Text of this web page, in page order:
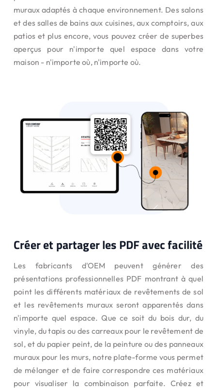
muraux adaptés à chaque environnement. Des salons
et des salles de bains aux cuisines, aux comptoirs, aux
patios et plus encore, vous pouvez créer de superbes
aperçus pour n'importe quel espace dans votre
maison - n'importe où, n'importe où.
Créer et partager les PDF avec facilité
Les fabricants d'OEM peuvent générer des
présentations professionnelles PDF montrant à quel
point les différents matériaux de revêtements de sol
et les revêtements muraux seront apparentés dans
n'importe quel espace. Que ce soit du bois dur, du
vinyle, du tapis ou des carreaux pour le revêtement de
sol, et du papier peint, de la peinture ou des panneaux
muraux pour les murs, notre plate-forme vous permet
de mélanger et de faire correspondre ces matériaux
pour visualiser la combinaison parfaite. Créez et